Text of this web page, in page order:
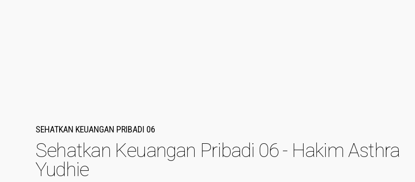
SEHATKAN KEUANGAN PRIBADI 06
Sehatkan Keuangan Pribadi 06 - Hakim Asthra
Yudhie